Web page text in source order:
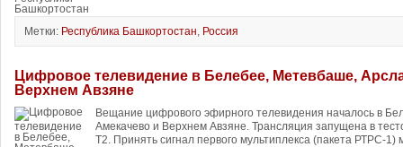
Метки: Республика Башкортостан, Россия
Цифровое телевидение в Белебее, Метевбаше,
Верхнем Авзяне
Вещание цифрового эфирного телевидения началось в
Амекачево и Верхнем Авзяне. Трансляция запущена в
T2. Принять сигнал первого мультиплекса (пакета РТРС-1)